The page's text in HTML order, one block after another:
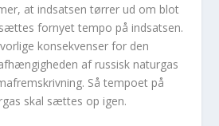
at indsatsen tørrer ud om blot
fornyet tempo på indsatsen.
konsekvenser for den
af russisk naturgas
Så tempoet på
skal sættes op igen.